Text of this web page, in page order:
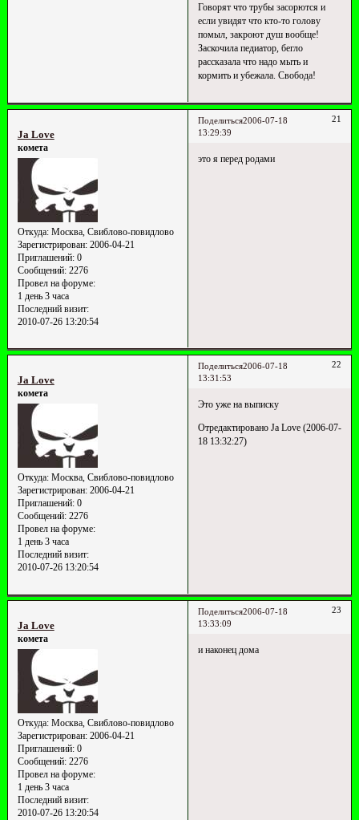
Говорят что трубы засорются и
если увидят что кто-то голову
помыл, закроют душ вообще!
Заскочила педиатор, бегло
рассказала что надо мыть и
кормить и убежала. Свобода!
Поделиться 21
2006-07-18
13:29:39
Ja Love
комета
Откуда:Москва, Свиблово-повидлово
Зарегистрирован: 2006-04-21
Приглашений:0
Сообщений:2276
Провел на форуме:
1 день 3 часа
Последний визит:
2010-07-26 13:20:54
это я перед родами
Поделиться 22
2006-07-18
13:31:53
Ja Love
комета
Откуда:Москва, Свиблово-повидлово
Зарегистрирован: 2006-04-21
Приглашений:0
Сообщений:2276
Провел на форуме:
1 день 3 часа
Последний визит:
2010-07-26 13:20:54
Это уже на выписку
Отредактировано Ja Love (2006-07-
18 13:32:27)
Поделиться 23
2006-07-18
13:33:09
Ja Love
комета
Откуда:Москва, Свиблово-повидлово
Зарегистрирован: 2006-04-21
Приглашений:0
Сообщений:2276
Провел на форуме:
1 день 3 часа
Последний визит:
2010-07-26 13:20:54
и наконец дома